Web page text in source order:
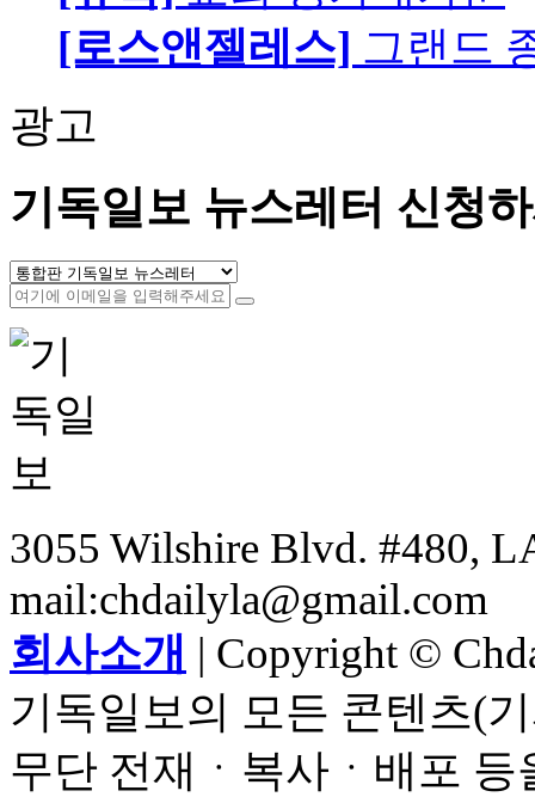
[로스앤젤레스] 그랜드
광고
기독일보 뉴스레터 신청
3055 Wilshire Blvd. #480,
mail:chdailyla@gmail.com
회사소개 | Copyright ©
기독일보의 모든 콘텐츠(
무단 전재ㆍ복사ㆍ배포 등